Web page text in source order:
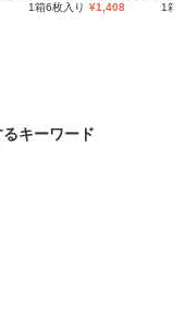
1箱6枚入り ¥1,408 1箱
キーワード